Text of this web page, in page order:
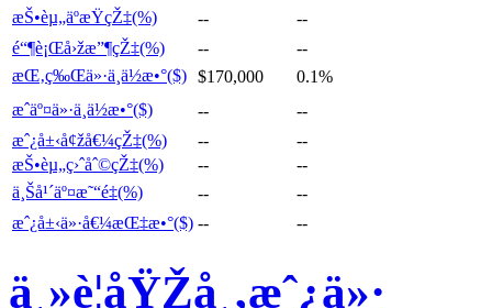
æŠ•èµ„äºæŸçŽ‡(%)
--
--
é“¶è¡Œå›žæ”¶çŽ‡(%)
--
--
æŒ‚ç‰Œä»·ä¸­ä½æ•°($) $170,000
0.1%
æˆäº¤ä»·ä¸­ä½æ•°($)
--
--
æˆ¿å±‹å¢žå€¼çŽ‡(%)
--
--
æŠ•èµ„ç›ˆåˆ©çŽ‡(%)
--
--
ä¸Šå¹´äº¤æ˜“é‡(%)
--
--
æˆ¿å±‹ä»·å€¼æŒ‡æ•°($) -- --
ä¸»è¦åŸŽå¸‚æˆ¿ä»·